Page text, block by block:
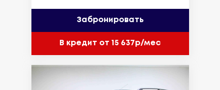
Забронировать
В кредит от 15 637р/мес